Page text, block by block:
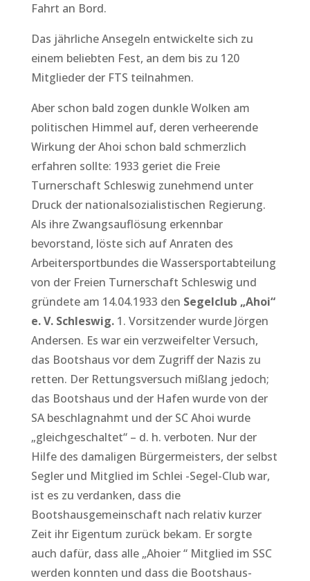
Fahrt an Bord.
Das jährliche Ansegeln entwickelte sich zu
einem beliebten Fest, an dem bis zu 120
Mitglieder der FTS teilnahmen.
Aber schon bald zogen dunkle Wolken am
politischen Himmel auf, deren verheerende
Wirkung der Ahoi schon bald schmerzlich
erfahren sollte: 1933 geriet die Freie
Turnerschaft Schleswig zunehmend unter
Druck der nationalsozialistischen Regierung.
Als ihre Zwangsauflösung erkennbar
bevorstand, löste sich auf Anraten des
Arbeitersportbundes die Wassersportabteilung
von der Freien Turnerschaft Schleswig und
gründete am 14.04.1933 den Segelclub „Ahoi“
e. V. Schleswig. 1. Vorsitzender wurde Jörgen
Andersen. Es war ein verzweifelter Versuch,
das Bootshaus vor dem Zugriff der Nazis zu
retten. Der Rettungsversuch mißlang jedoch;
das Bootshaus und der Hafen wurde von der
SA beschlagnahmt und der SC Ahoi wurde
„gleichgeschaltet“ – d. h. verboten. Nur der
Hilfe des damaligen Bürgermeisters, der selbst
Segler und Mitglied im Schlei -Segel-Club war,
ist es zu verdanken, dass die
Bootshausgemeinschaft nach relativ kurzer
Zeit ihr Eigentum zurück bekam. Er sorgte
auch dafür, dass alle „Ahoier “ Mitglied im SSC
werden konnten und dass die Bootshaus-